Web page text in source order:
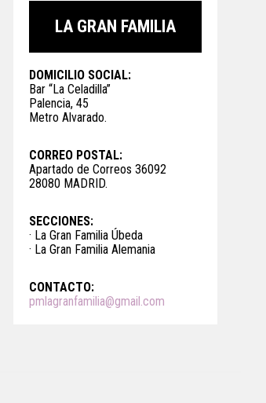
LA GRAN FAMILIA
DOMICILIO SOCIAL:
Bar “La Celadilla”
Palencia, 45
Metro Alvarado.
CORREO POSTAL:
Apartado de Correos 36092
28080 MADRID.
SECCIONES:
· La Gran Familia Úbeda
· La Gran Familia Alemania
CONTACTO:
pmlagranfamilia@gmail.com